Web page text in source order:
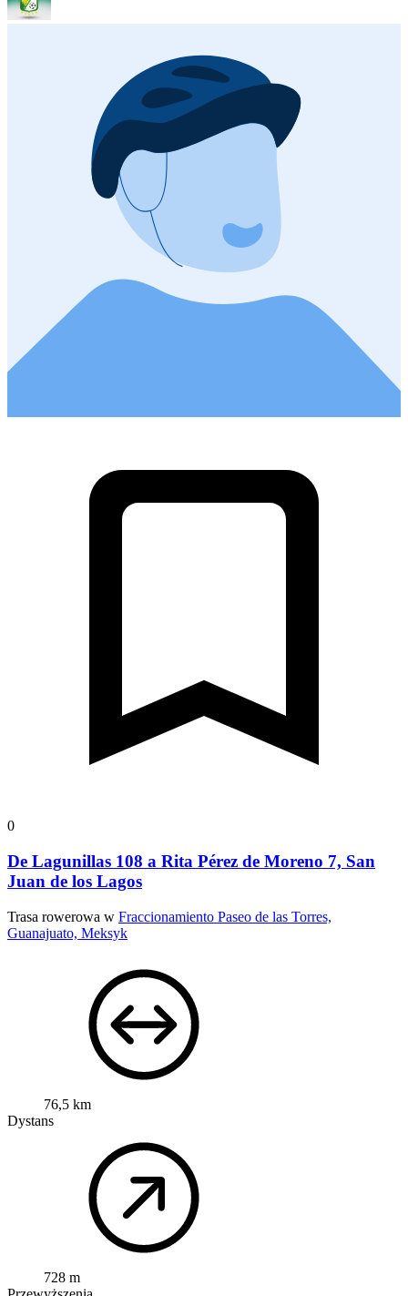
0
De Lagunillas 108 a Rita Pérez de Moreno 7, San
Juan de los Lagos
Trasa rowerowa w Fraccionamiento Paseo de las Torres,
Guanajuato, Meksyk
76,5 km
Dystans
728 m